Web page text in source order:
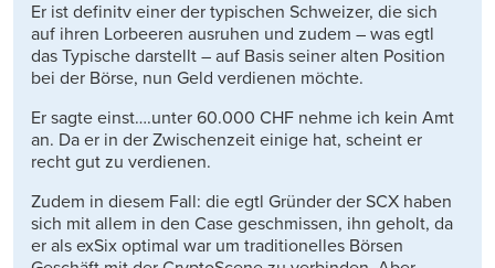
Er ist definitv einer der typischen Schweizer, die sich
auf ihren Lorbeeren ausruhen und zudem – was egtl
das Typische darstellt – auf Basis seiner alten Position
bei der Börse, nun Geld verdienen möchte.
Er sagte einst….unter 60.000 CHF nehme ich kein Amt
an. Da er in der Zwischenzeit einige hat, scheint er
recht gut zu verdienen.
Zudem in diesem Fall: die egtl Gründer der SCX haben
sich mit allem in den Case geschmissen, ihn geholt, da
er als exSix optimal war um traditionelles Börsen